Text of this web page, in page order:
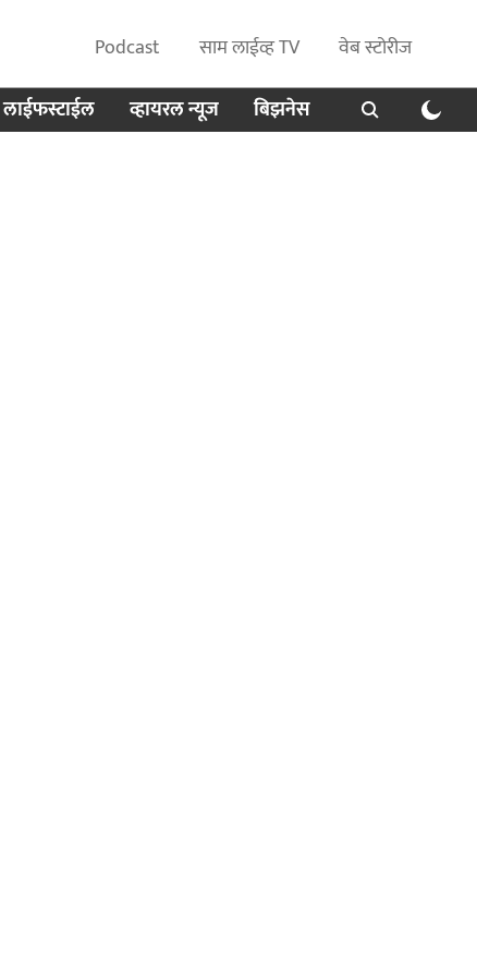
Podcast साम लाईव्ह TV
वेब स्टोरीज
लाईफस्टाईल व्हायरल न्यूज बिझनेस